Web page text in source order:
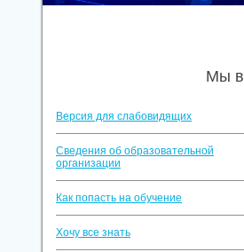
Мы в
Версия для слабовидящих
Сведения об образовательной
организации
Как попасть на обучение
Хочу все знать